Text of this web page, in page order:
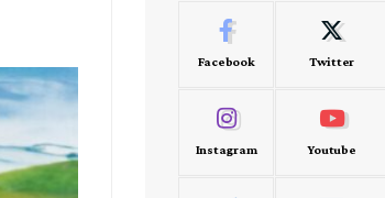
Facebook Twitter
Instagram Youtube